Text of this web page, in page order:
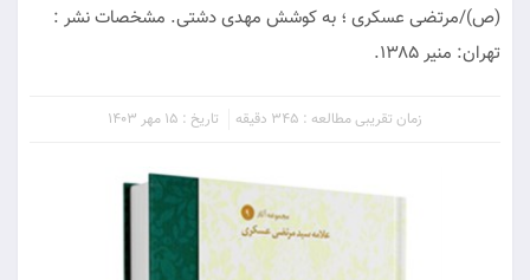
(ص)/مرتضی عسکری ؛ به کوشش مهدی دشتی. مشخصات نشر :
تهران: منیر ۱۳۸۵.
زمان تقریبی مطالعه : 345 دقیقه تاریخ : 15 مهر 1403